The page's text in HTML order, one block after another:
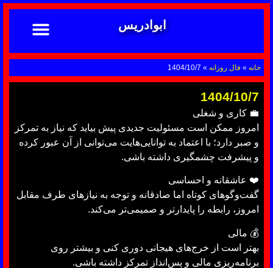
ابوادریس
خانه » فال روزانه »
1404/10/7
1404/10/7
💼 کاری و شغلی
امروز ممکن است مسئولیت جدیدی پیش بیاید که نیاز به تمرکز
و صبر دارد؛ با اعتماد به توانایی‌هایت می‌توانی از آن عبور کرده
و پیشرفت چشمگیری داشته باشی.
❤️ عاشقانه و احساسی
گفت‌وگوهای کوتاه اما صادقانه و توجه به نیازهای طرف مقابل
امروز، رابطه را پایدارتر و صمیمی‌تر می‌کند.
💰 مالی
بهتر است از خرج‌های هیجانی دوری کنی و بیشتر روی
برنامه‌ریزی مالی و پس‌انداز تمرکز داشته باشی.